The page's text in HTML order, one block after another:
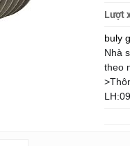
Lượt
buly
Nhà
theo